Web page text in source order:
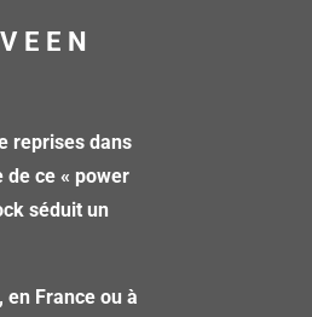
reprises dans
de ce « power
séduit un
France ou à